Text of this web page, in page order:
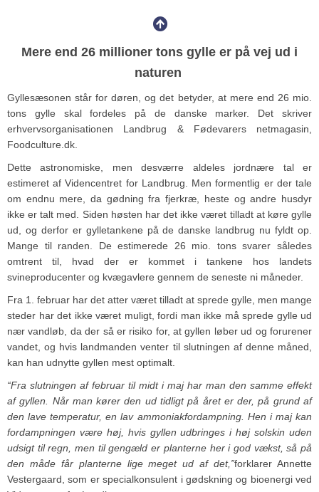
Mere end 26 millioner tons gylle er på vej ud i
naturen
Gyllesæsonen står for døren, og det betyder, at mere end 26 mio.
tons gylle skal fordeles på de danske marker. Det skriver
erhvervsorganisationen Landbrug & Fødevarers netmagasin,
Foodculture.dk.
Dette astronomiske, men desværre aldeles jordnære tal er
estimeret af Videncentret for Landbrug. Men formentlig er der tale
om endnu mere, da gødning fra fjerkræ, heste og andre husdyr
ikke er talt med. Siden høsten har det ikke været tilladt at køre gylle
ud, og derfor er gylletankene på de danske landbrug nu fyldt op.
Mange til randen. De estimerede 26 mio. tons svarer således
omtrent til, hvad der er kommet i tankene hos landets
svineproducenter og kvægavlere gennem de seneste ni måneder.
Fra 1. februar har det atter været tilladt at sprede gylle, men mange
steder har det ikke været muligt, fordi man ikke må sprede gylle ud
nær vandløb, da der så er risiko for, at gyllen løber ud og forurener
vandet, og hvis landmanden venter til slutningen af denne måned,
kan han udnytte gyllen mest optimalt.
“Fra slutningen af februar til midt i maj har man den samme effekt
af gyllen. Når man kører den ud tidligt på året er der, på grund af
den lave temperatur, en lav ammoniakfordampning. Hen i maj kan
fordampningen være høj, hvis gyllen udbringes i høj solskin uden
udsigt til regn, men til gengæld er planterne her i god vækst, så på
den måde får planterne lige meget ud af det,”forklarer Annette
Vestergaard, som er specialkonsulent i gødskning og bioenergi ved